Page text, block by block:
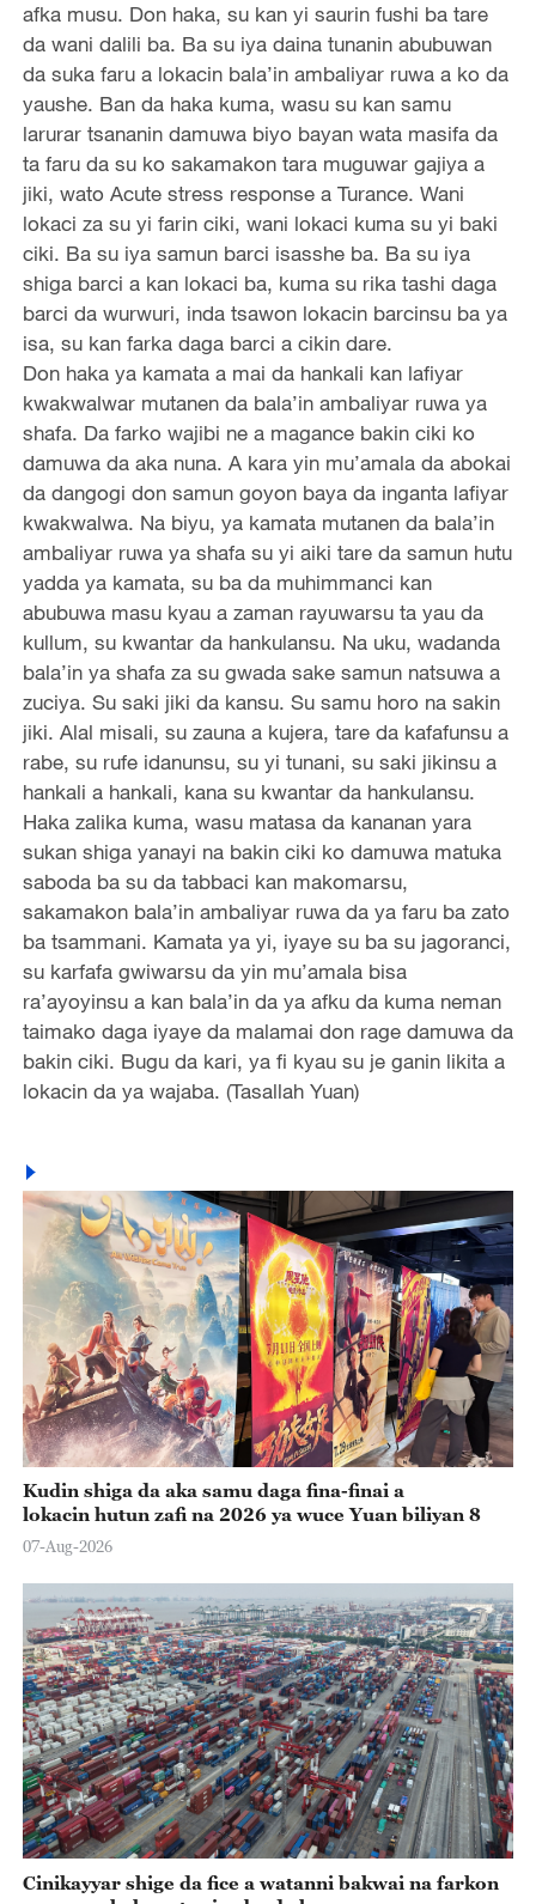
afka musu. Don haka, su kan yi saurin fushi ba tare
da wani dalili ba. Ba su iya daina tunanin abubuwan
da suka faru a lokacin bala’in ambaliyar ruwa a ko da
yaushe. Ban da haka kuma, wasu su kan samu
larurar tsananin damuwa biyo bayan wata masifa da
ta faru da su ko sakamakon tara muguwar gajiya a
jiki, wato Acute stress response a Turance. Wani
lokaci za su yi farin ciki, wani lokaci kuma su yi baki
ciki. Ba su iya samun barci isasshe ba. Ba su iya
shiga barci a kan lokaci ba, kuma su rika tashi daga
barci da wurwuri, inda tsawon lokacin barcinsu ba ya
isa, su kan farka daga barci a cikin dare.
Don haka ya kamata a mai da hankali kan lafiyar
kwakwalwar mutanen da bala’in ambaliyar ruwa ya
shafa. Da farko wajibi ne a magance bakin ciki ko
damuwa da aka nuna. A kara yin mu’amala da abokai
da dangogi don samun goyon baya da inganta lafiyar
kwakwalwa. Na biyu, ya kamata mutanen da bala’in
ambaliyar ruwa ya shafa su yi aiki tare da samun hutu
yadda ya kamata, su ba da muhimmanci kan
abubuwa masu kyau a zaman rayuwarsu ta yau da
kullum, su kwantar da hankulansu. Na uku, wadanda
bala’in ya shafa za su gwada sake samun natsuwa a
zuciya. Su saki jiki da kansu. Su samu horo na sakin
jiki. Alal misali, su zauna a kujera, tare da kafafunsu a
rabe, su rufe idanunsu, su yi tunani, su saki jikinsu a
hankali a hankali, kana su kwantar da hankulansu.
Haka zalika kuma, wasu matasa da kananan yara
sukan shiga yanayi na bakin ciki ko damuwa matuka
saboda ba su da tabbaci kan makomarsu,
sakamakon bala’in ambaliyar ruwa da ya faru ba zato
ba tsammani. Kamata ya yi, iyaye su ba su jagoranci,
su karfafa gwiwarsu da yin mu’amala bisa
ra’ayoyinsu a kan bala’in da ya afku da kuma neman
taimako daga iyaye da malamai don rage damuwa da
bakin ciki. Bugu da kari, ya fi kyau su je ganin likita a
lokacin da ya wajaba. (Tasallah Yuan)
Kudin shiga da aka samu daga fina-finai a
lokacin hutun zafi na 2026 ya wuce Yuan biliyan 8
07-Aug-2026
Cinikayyar shige da fice a watanni bakwai na farkon